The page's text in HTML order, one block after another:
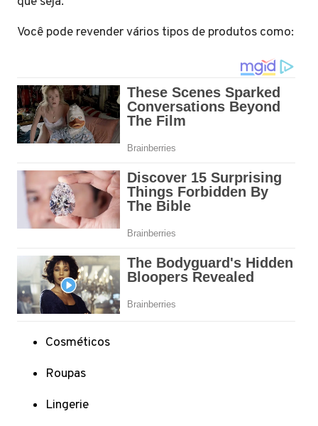
Você pode revender vários tipos de produtos como:
Cosméticos
Roupas
Lingerie